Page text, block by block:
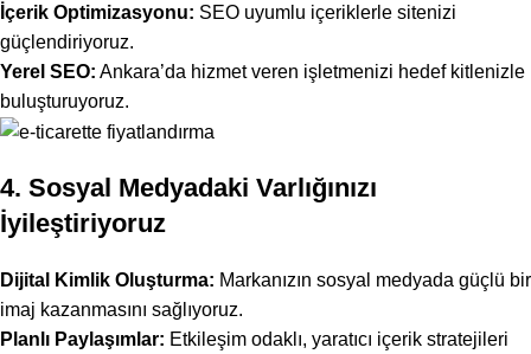
İçerik Optimizasyonu: SEO uyumlu içeriklerle sitenizi
güçlendiriyoruz.
Yerel SEO: Ankara’da hizmet veren işletmenizi hedef kitlenizle
buluşturuyoruz.
4. Sosyal Medyadaki Varlığınızı
İyileştiriyoruz
Dijital Kimlik Oluşturma: Markanızın sosyal medyada güçlü bir
imaj kazanmasını sağlıyoruz.
Planlı Paylaşımlar: Etkileşim odaklı, yaratıcı içerik stratejileri